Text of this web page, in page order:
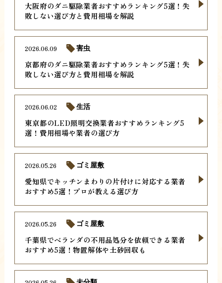
大阪府のダニ駆除業者おすすめランキング5選！失
敗しない選び方と費用相場を解説
京都府のダニ駆除業者おすすめランキング5選！失
敗しない選び方と費用相場を解説
2026.06.09 害虫
東京都のLED照明交換業者おすすめランキング5
選！費用相場や業者の選び方
2026.06.02 生活
愛知県でキッチンまわりの片付けに対応する業者
おすすめ5選！プロが教える選び方
2026.05.26 ゴミ屋敷
千葉県でベランダの不用品処分を依頼できる業者
おすすめ5選！物置解体や土砂回収も
2026.05.26 ゴミ屋敷